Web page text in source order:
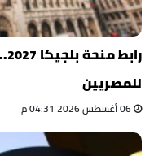
للمصريين